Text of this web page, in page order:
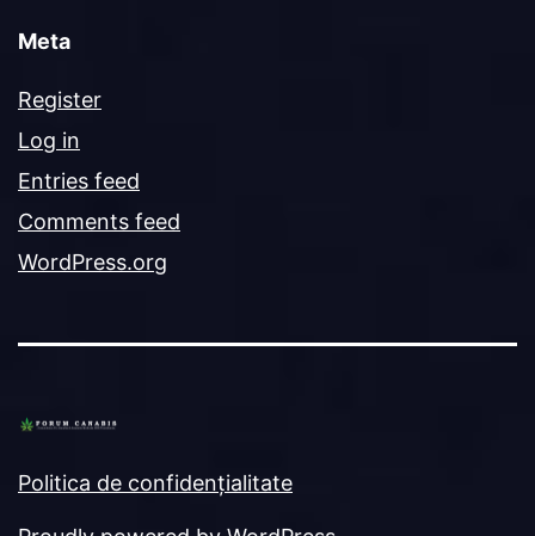
Meta
Register
Log in
Entries feed
Comments feed
WordPress.org
Politica de confidențialitate